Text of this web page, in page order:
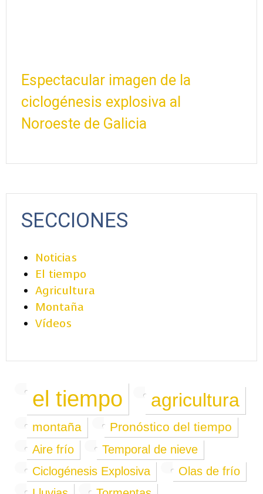
Espectacular imagen de la
ciclogénesis explosiva al
Noroeste de Galicia
SECCIONES
Noticias
El tiempo
Agricultura
Montaña
Vídeos
el tiempo agricultura
montaña Pronóstico del tiempo
Aire frío
Temporal de nieve
Ciclogénesis Explosiva
Olas de frío